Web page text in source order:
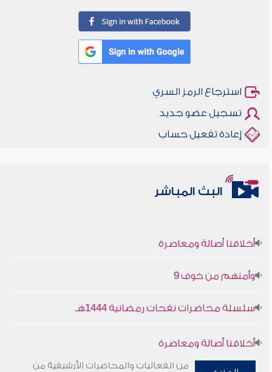
استرجاع الرمز السري
تسجيل عضو جديد
إعادة تفعيل حساب
البث المباشر
أخلاقنا أصالة ومعاصرة
وأمنهم من خوف 9
سلسلة محاضرات نفحات رمضانية 1444هـ
أخلاقنا أصالة ومعاصرة
من الفعاليات والمحاضرات الأرشيفية من